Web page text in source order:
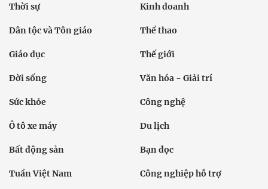
Thời sự Kinh doanh
Dân tộc và Tôn giáo Thể thao
Giáo dục Thế giới
Đời sống Văn hóa - Giải trí
Sức khỏe Công nghệ
Ô tô xe máy Du lịch
Bất động sản Bạn đọc
Tuần Việt Nam Công nghiệp hỗ trợ